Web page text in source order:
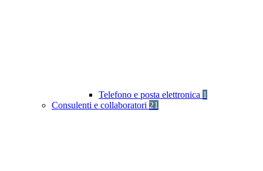
Telefono e posta elettronica 1
Consulenti e collaboratori 21